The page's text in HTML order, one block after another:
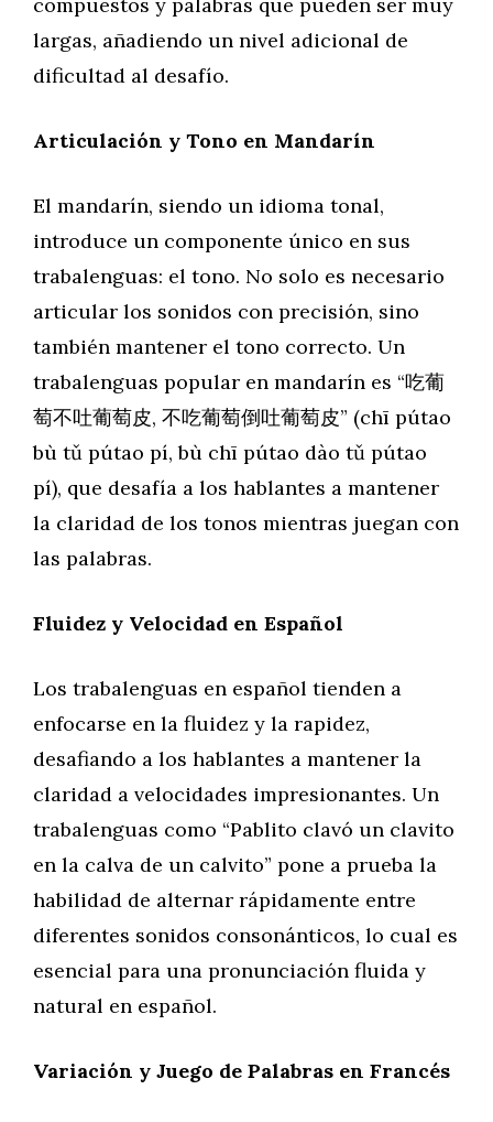
largas, añadiendo un nivel adicional de
dificultad al desafío.
Articulación y Tono en Mandarín
El mandarín, siendo un idioma tonal,
introduce un componente único en sus
trabalenguas: el tono. No solo es necesario
articular los sonidos con precisión, sino
también mantener el tono correcto. Un
trabalenguas popular en mandarín es “吃葡
萄不吐葡萄皮, 不吃葡萄倒吐葡萄皮” (chī pútao
bù tǔ pútao pí, bù chī pútao dào tǔ pútao
pí), que desafía a los hablantes a mantener
la claridad de los tonos mientras juegan con
las palabras.
Fluidez y Velocidad en Español
Los trabalenguas en español tienden a
enfocarse en la fluidez y la rapidez,
desafiando a los hablantes a mantener la
claridad a velocidades impresionantes. Un
trabalenguas como “Pablito clavó un clavito
en la calva de un calvito” pone a prueba la
habilidad de alternar rápidamente entre
diferentes sonidos consonánticos, lo cual es
esencial para una pronunciación fluida y
natural en español.
Variación y Juego de Palabras en Francés